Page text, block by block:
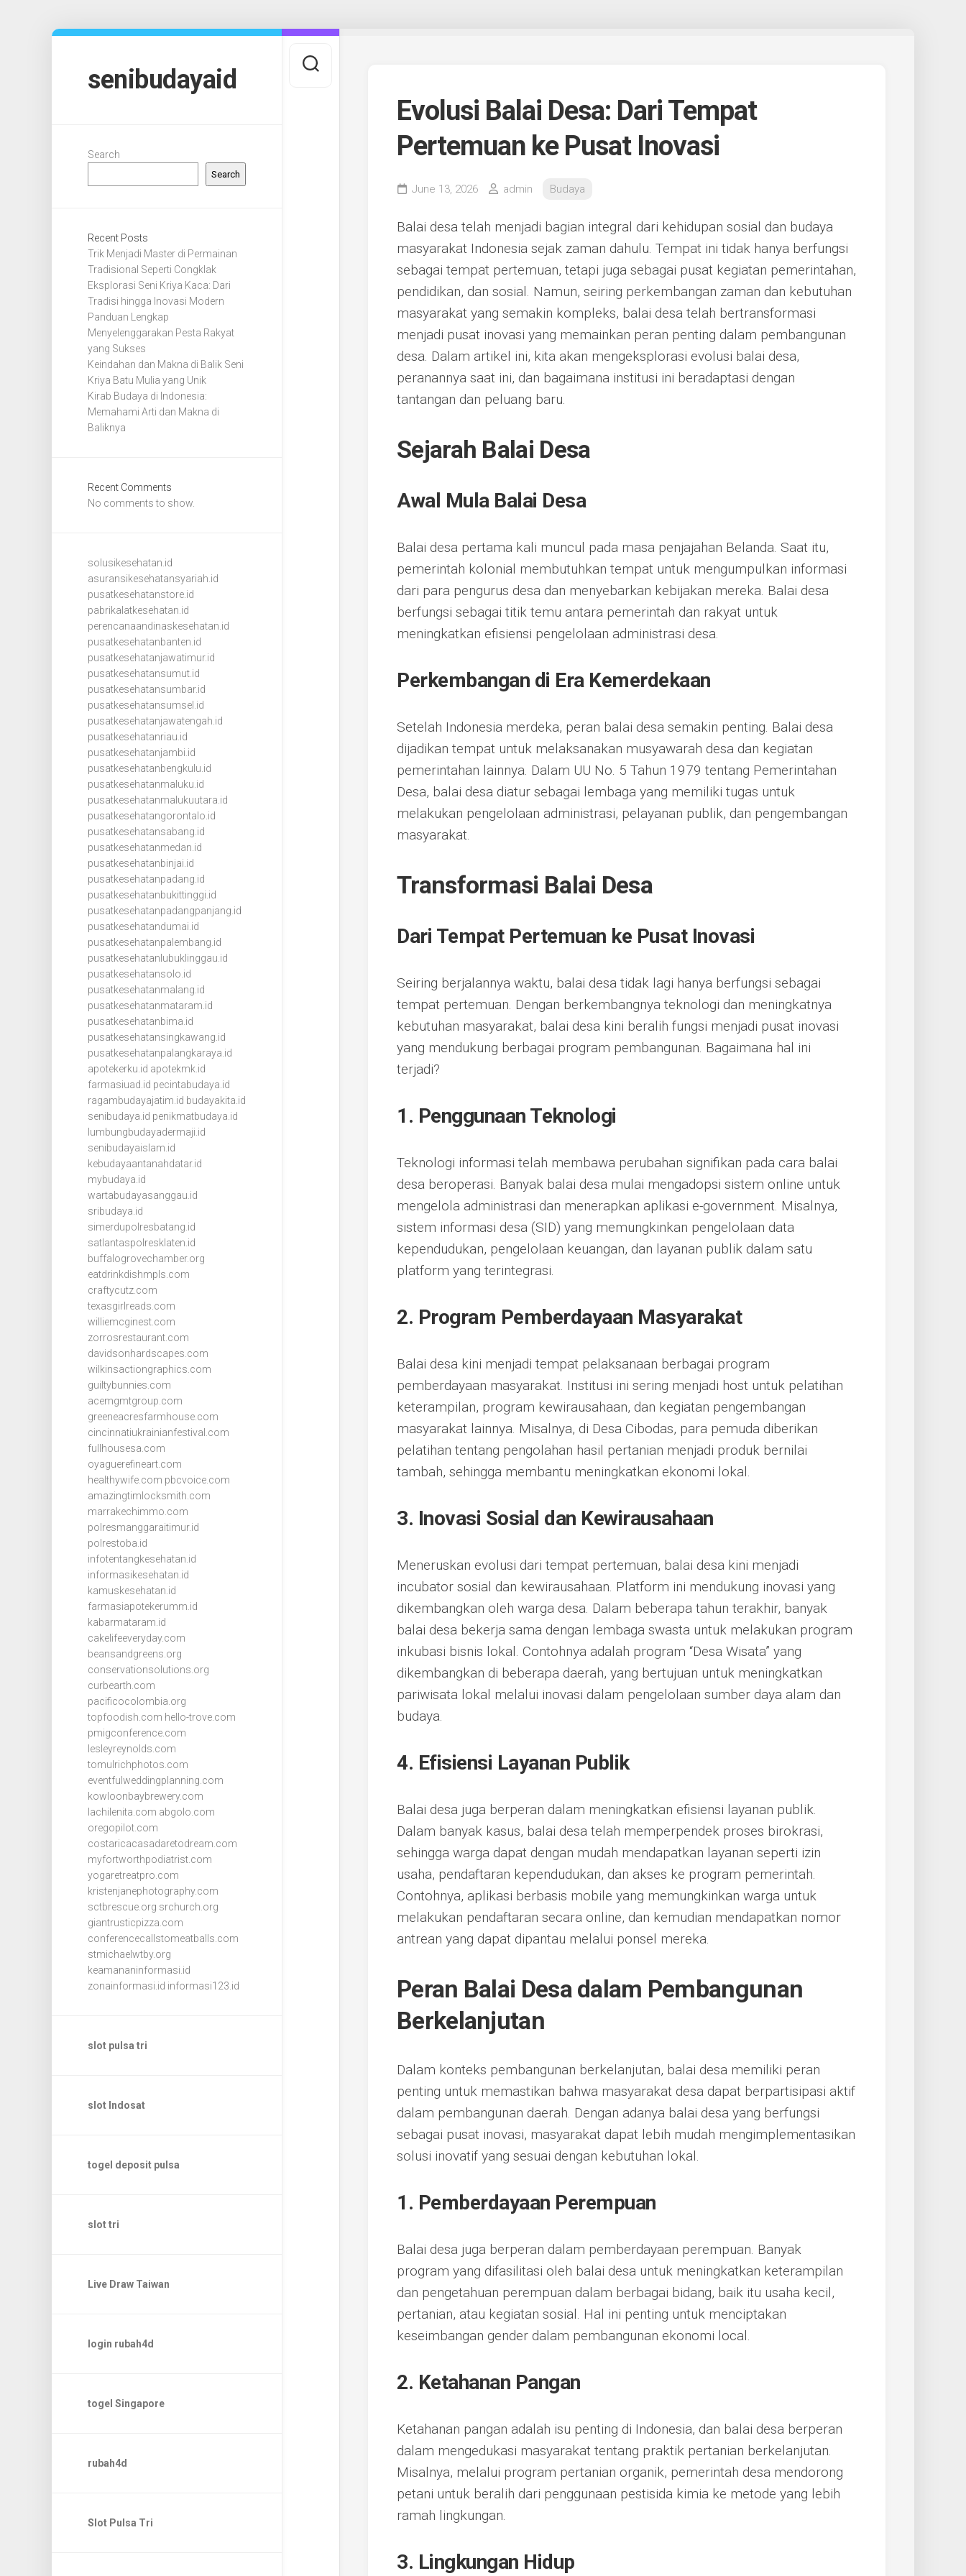
senibudayaid
Search
Search
Recent Posts
Trik Menjadi Master di Permainan
Tradisional Seperti Congklak
Eksplorasi Seni Kriya Kaca: Dari
Tradisi hingga Inovasi Modern
Panduan Lengkap
Menyelenggarakan Pesta Rakyat
yang Sukses
Keindahan dan Makna di Balik Seni
Kriya Batu Mulia yang Unik
Kirab Budaya di Indonesia:
Memahami Arti dan Makna di
Baliknya
Recent Comments
No comments to show.
solusikesehatan.id
asuransikesehatansyariah.id
pusatkesehatanstore.id
pabrikalatkesehatan.id
perencanaandinaskesehatan.id
pusatkesehatanbanten.id
pusatkesehatanjawatimur.id
pusatkesehatansumut.id
pusatkesehatansumbar.id
pusatkesehatansumsel.id
pusatkesehatanjawatengah.id
pusatkesehatanriau.id
pusatkesehatanjambi.id
pusatkesehatanbengkulu.id
pusatkesehatanmaluku.id
pusatkesehatanmalukuutara.id
pusatkesehatangorontalo.id
pusatkesehatansabang.id
pusatkesehatanmedan.id
pusatkesehatanbinjai.id
pusatkesehatanpadang.id
pusatkesehatanbukittinggi.id
pusatkesehatanpadangpanjang.id
pusatkesehatandumai.id
pusatkesehatanpalembang.id
pusatkesehatanlubuklinggau.id
pusatkesehatansolo.id
pusatkesehatanmalang.id
pusatkesehatanmataram.id
pusatkesehatanbima.id
pusatkesehatansingkawang.id
pusatkesehatanpalangkaraya.id
apotekerku.id apotekmk.id
farmasiuad.id pecintabudaya.id
ragambudayajatim.id budayakita.id
senibudaya.id penikmatbudaya.id
lumbungbudayadermaji.id
senibudayaislam.id
kebudayaantanahdatar.id
mybudaya.id
wartabudayasanggau.id
sribudaya.id
simerdupolresbatang.id
satlantaspolresklaten.id
buffalogrovechamber.org
eatdrinkdishmpls.com
craftycutz.com
texasgirlreads.com
williemcginest.com
zorrosrestaurant.com
davidsonhardscapes.com
wilkinsactiongraphics.com
guiltybunnies.com
acemgmtgroup.com
greeneacresfarmhouse.com
cincinnatiukrainianfestival.com
fullhousesa.com
oyaguerefineart.com
healthywife.com pbcvoice.com
amazingtimlocksmith.com
marrakechimmo.com
polresmanggaraitimur.id
polrestoba.id
infotentangkesehatan.id
informasikesehatan.id
kamuskesehatan.id
farmasiapotekerumm.id
kabarmataram.id
cakelifeeveryday.com
beansandgreens.org
conservationsolutions.org
curbearth.com
pacificocolombia.org
topfoodish.com hello-trove.com
pmigconference.com
lesleyreynolds.com
tomulrichphotos.com
eventfulweddingplanning.com
kowloonbaybrewery.com
lachilenita.com abgolo.com
oregopilot.com
costaricacasadaretodream.com
myfortworthpodiatrist.com
yogaretreatpro.com
kristenjanephotography.com
sctbrescue.org srchurch.org
giantrusticpizza.com
conferencecallstomeatballs.com
stmichaelwtby.org
keamananinformasi.id
zonainformasi.id informasi123.id
slot pulsa tri
slot Indosat
togel deposit pulsa
slot tri
Live Draw Taiwan
login rubah4d
togel Singapore
rubah4d
Slot Pulsa Tri
Evolusi Balai Desa: Dari Tempat
Pertemuan ke Pusat Inovasi
June 13, 2026 admin Budaya
Balai desa telah menjadi bagian integral dari kehidupan sosial dan budaya
masyarakat Indonesia sejak zaman dahulu. Tempat ini tidak hanya berfungsi
sebagai tempat pertemuan, tetapi juga sebagai pusat kegiatan pemerintahan,
pendidikan, dan sosial. Namun, seiring perkembangan zaman dan kebutuhan
masyarakat yang semakin kompleks, balai desa telah bertransformasi
menjadi pusat inovasi yang memainkan peran penting dalam pembangunan
desa. Dalam artikel ini, kita akan mengeksplorasi evolusi balai desa,
peranannya saat ini, dan bagaimana institusi ini beradaptasi dengan
tantangan dan peluang baru.
Sejarah Balai Desa
Awal Mula Balai Desa
Balai desa pertama kali muncul pada masa penjajahan Belanda. Saat itu,
pemerintah kolonial membutuhkan tempat untuk mengumpulkan informasi
dari para pengurus desa dan menyebarkan kebijakan mereka. Balai desa
berfungsi sebagai titik temu antara pemerintah dan rakyat untuk
meningkatkan efisiensi pengelolaan administrasi desa.
Perkembangan di Era Kemerdekaan
Setelah Indonesia merdeka, peran balai desa semakin penting. Balai desa
dijadikan tempat untuk melaksanakan musyawarah desa dan kegiatan
pemerintahan lainnya. Dalam UU No. 5 Tahun 1979 tentang Pemerintahan
Desa, balai desa diatur sebagai lembaga yang memiliki tugas untuk
melakukan pengelolaan administrasi, pelayanan publik, dan pengembangan
masyarakat.
Transformasi Balai Desa
Dari Tempat Pertemuan ke Pusat Inovasi
Seiring berjalannya waktu, balai desa tidak lagi hanya berfungsi sebagai
tempat pertemuan. Dengan berkembangnya teknologi dan meningkatnya
kebutuhan masyarakat, balai desa kini beralih fungsi menjadi pusat inovasi
yang mendukung berbagai program pembangunan. Bagaimana hal ini
terjadi?
1. Penggunaan Teknologi
Teknologi informasi telah membawa perubahan signifikan pada cara balai
desa beroperasi. Banyak balai desa mulai mengadopsi sistem online untuk
mengelola administrasi dan menerapkan aplikasi e-government. Misalnya,
sistem informasi desa (SID) yang memungkinkan pengelolaan data
kependudukan, pengelolaan keuangan, dan layanan publik dalam satu
platform yang terintegrasi.
2. Program Pemberdayaan Masyarakat
Balai desa kini menjadi tempat pelaksanaan berbagai program
pemberdayaan masyarakat. Institusi ini sering menjadi host untuk pelatihan
keterampilan, program kewirausahaan, dan kegiatan pengembangan
masyarakat lainnya. Misalnya, di Desa Cibodas, para pemuda diberikan
pelatihan tentang pengolahan hasil pertanian menjadi produk bernilai
tambah, sehingga membantu meningkatkan ekonomi lokal.
3. Inovasi Sosial dan Kewirausahaan
Meneruskan evolusi dari tempat pertemuan, balai desa kini menjadi
incubator sosial dan kewirausahaan. Platform ini mendukung inovasi yang
dikembangkan oleh warga desa. Dalam beberapa tahun terakhir, banyak
balai desa bekerja sama dengan lembaga swasta untuk melakukan program
inkubasi bisnis lokal. Contohnya adalah program “Desa Wisata” yang
dikembangkan di beberapa daerah, yang bertujuan untuk meningkatkan
pariwisata lokal melalui inovasi dalam pengelolaan sumber daya alam dan
budaya.
4. Efisiensi Layanan Publik
Balai desa juga berperan dalam meningkatkan efisiensi layanan publik.
Dalam banyak kasus, balai desa telah memperpendek proses birokrasi,
sehingga warga dapat dengan mudah mendapatkan layanan seperti izin
usaha, pendaftaran kependudukan, dan akses ke program pemerintah.
Contohnya, aplikasi berbasis mobile yang memungkinkan warga untuk
melakukan pendaftaran secara online, dan kemudian mendapatkan nomor
antrean yang dapat dipantau melalui ponsel mereka.
Peran Balai Desa dalam Pembangunan
Berkelanjutan
Dalam konteks pembangunan berkelanjutan, balai desa memiliki peran
penting untuk memastikan bahwa masyarakat desa dapat berpartisipasi aktif
dalam pembangunan daerah. Dengan adanya balai desa yang berfungsi
sebagai pusat inovasi, masyarakat dapat lebih mudah mengimplementasikan
solusi inovatif yang sesuai dengan kebutuhan lokal.
1. Pemberdayaan Perempuan
Balai desa juga berperan dalam pemberdayaan perempuan. Banyak
program yang difasilitasi oleh balai desa untuk meningkatkan keterampilan
dan pengetahuan perempuan dalam berbagai bidang, baik itu usaha kecil,
pertanian, atau kegiatan sosial. Hal ini penting untuk menciptakan
keseimbangan gender dalam pembangunan ekonomi local.
2. Ketahanan Pangan
Ketahanan pangan adalah isu penting di Indonesia, dan balai desa berperan
dalam mengedukasi masyarakat tentang praktik pertanian berkelanjutan.
Misalnya, melalui program pertanian organik, pemerintah desa mendorong
petani untuk beralih dari penggunaan pestisida kimia ke metode yang lebih
ramah lingkungan.
3. Lingkungan Hidup